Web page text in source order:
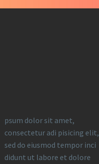
psum dolor sit amet,
consectetur adi pisicing elit,
sed do eiusmod tempor inci
didunt ut labore et dolore